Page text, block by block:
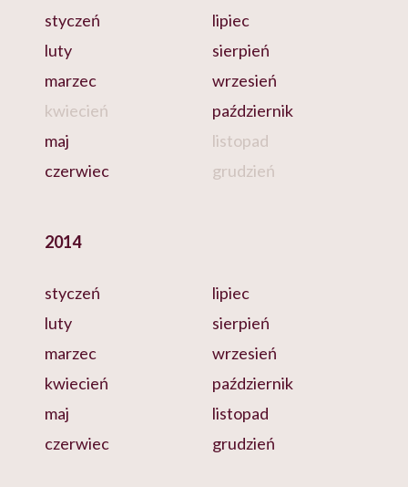
styczeń
luty
marzec
kwiecień
maj
czerwiec
lipiec
sierpień
wrzesień
październik
listopad
grudzień
2014
styczeń
luty
marzec
kwiecień
maj
czerwiec
lipiec
sierpień
wrzesień
październik
listopad
grudzień